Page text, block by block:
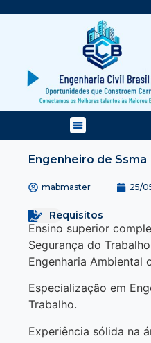
Engenheiro de Ssma
mabmaster 25/
Requisitos
Ensino superior
Segurança do
Engenharia Ambiental
Especialização em
Trabalho.
Experiência sólida na